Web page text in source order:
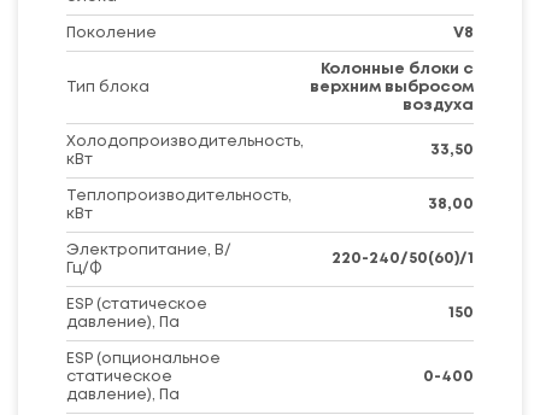
Поколение V8
Тип блока
Колонные блоки с
верхним выбросом
воздуха
Холодопроизводительность,
кВт
33,50
Теплопроизводительность,
кВт
38,00
Электропитание, В/
Гц/Ф
220-240/50(60)/1
ESP (статическое
давление), Па
150
ESP (опциональное
статическое
давление), Па
0-400